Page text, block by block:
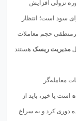
نزولی افزایش
سود است؛ انتظار
حجم معاملات
مدیریت ریسک هستند
معامله‌گر
است یا خیر، باید از
دوری کرد و به سراغ